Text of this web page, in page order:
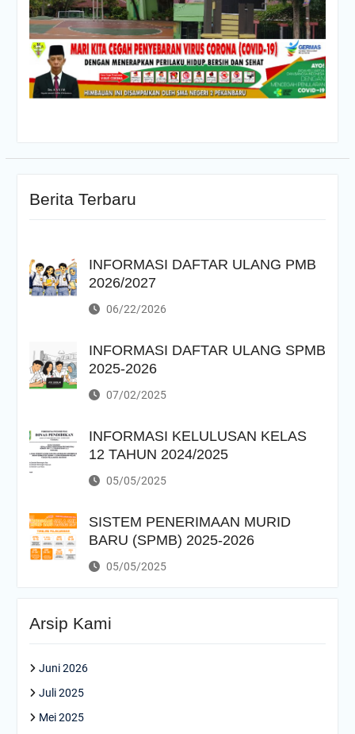
Berita Terbaru
INFORMASI DAFTAR ULANG PMB
2026/2027
06/22/2026
INFORMASI DAFTAR ULANG SPMB
2025-2026
07/02/2025
INFORMASI KELULUSAN KELAS
12 TAHUN 2024/2025
05/05/2025
SISTEM PENERIMAAN MURID
BARU (SPMB) 2025-2026
05/05/2025
Arsip Kami
Juni 2026
Juli 2025
Mei 2025